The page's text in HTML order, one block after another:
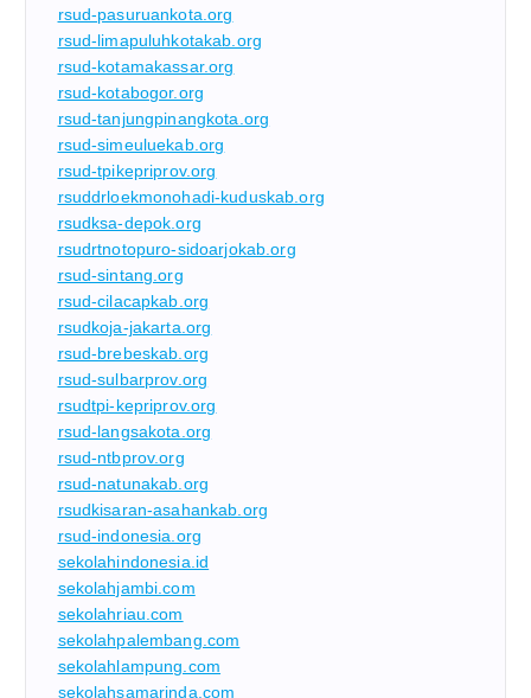
rsud-pasuruankota.org
rsud-limapuluhkotakab.org
rsud-kotamakassar.org
rsud-kotabogor.org
rsud-tanjungpinangkota.org
rsud-simeuluekab.org
rsud-tpikepriprov.org
rsuddrloekmonohadi-kuduskab.org
rsudksa-depok.org
rsudrtnotopuro-sidoarjokab.org
rsud-sintang.org
rsud-cilacapkab.org
rsudkoja-jakarta.org
rsud-brebeskab.org
rsud-sulbarprov.org
rsudtpi-kepriprov.org
rsud-langsakota.org
rsud-ntbprov.org
rsud-natunakab.org
rsudkisaran-asahankab.org
rsud-indonesia.org
sekolahindonesia.id
sekolahjambi.com
sekolahriau.com
sekolahpalembang.com
sekolahlampung.com
sekolahsamarinda.com